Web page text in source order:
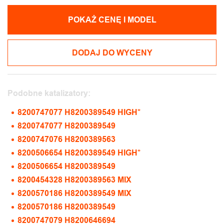
POKAŻ CENĘ I MODEL
DODAJ DO WYCENY
Podobne katalizatory:
8200747077 H8200389549 HIGH*
8200747077 H8200389549
8200747076 H8200389563
8200506654 H8200389549 HIGH*
8200506654 H8200389549
8200454328 H8200389563 MIX
8200570186 H8200389549 MIX
8200570186 H8200389549
8200747079 H8200646694